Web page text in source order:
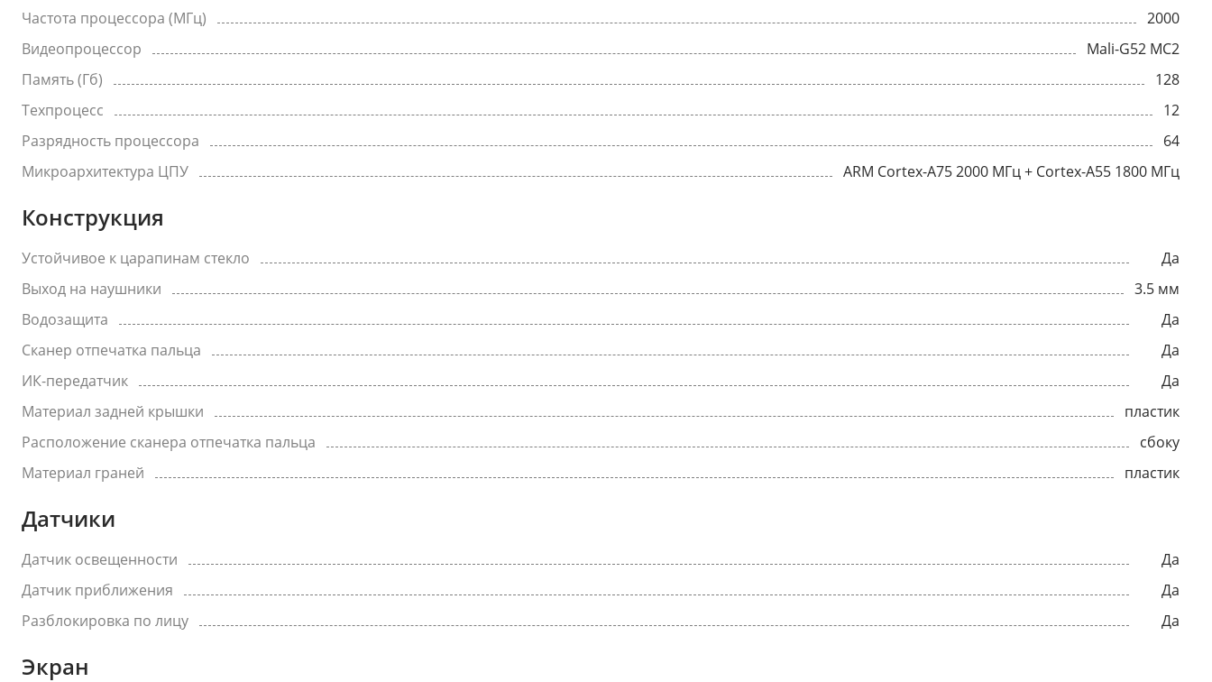
Частота процессора (МГц)
2000
Видеопроцессор
Mali-G52 MC2
Память (Гб)
128
Техпроцесс
12
Разрядность процессора
64
Микроархитектура ЦПУ
ARM Cortex-A75 2000 МГц + Cortex-A55 1800 МГц
Конструкция
Устойчивое к царапинам стекло
Да
Выход на наушники
3.5 мм
Водозащита
Да
Сканер отпечатка пальца
Да
ИК-передатчик
Да
Материал задней крышки
пластик
Расположение сканера отпечатка пальца
сбоку
Материал граней
пластик
Датчики
Датчик освещенности
Да
Датчик приближения
Да
Разблокировка по лицу
Да
Экран